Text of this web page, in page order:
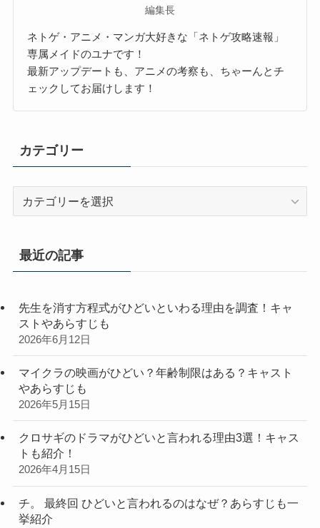
編集長
ネトゲ・アニメ・マンガ大好きな「ネトゲ攻略速報」
専属メイドのユナです！
最新アップデートも、アニメの考察も、ちゃーんとチ
ェックしてお届けします！
カテゴリー
リ
最近の記事
先生を消す方程式がひどいといわる理由を調査！キャ
ストやあらすじも
2026年6月12日
マイクラの映画がひどい？年齢制限はある？キャスト
やあらすじも
2026年5月15日
クロサギのドラマがひどいと言われる理由3選！キャス
トも紹介！
2026年4月15日
チ。 最終回 ひどいと言われるのはなぜ？あらすじも一
挙紹介